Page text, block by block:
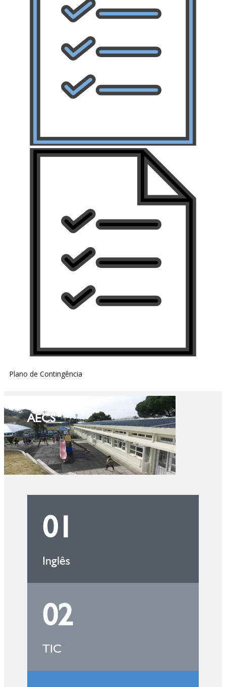
Plano de Contingência
AECS
01
Inglês
02
TIC